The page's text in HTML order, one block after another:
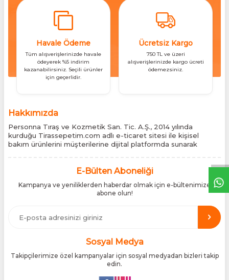
Havale Ödeme
Tüm alışverişlerinizde havale
ödeyerek %5 indirim
kazanabilirsiniz. Seçili ürünler
için geçerlidir.
Ücretsiz Kargo
750 TL ve üzeri
alışverişlerinizde kargo ücreti
ödemezsiniz.
Hakkımızda
Personna Tıraş ve Kozmetik San. Tic. A.Ş., 2014 yılında
kurduğu Tirassepetim.com adlı e-ticaret sitesi ile kişisel
bakım ürünlerini müşterilerine dijital platformda sunarak
siteleri arasında yer almaktadır. Türkiye’de Cantu, Wilkinson
distribütörlüğünü yürütüyor, bu markaların tüm ürünlerini ithal
etmektedir. Tüm ithalat süreçlerimizde orijinallik belgeleri ve
üretici iş birlikleriyle çalışarak, ürünlerin en güvenilir şekilde
Türkiye pazarına ulaşmasını sağlıyoruz. Amacımız, dünya
genelinde milyonlarca kullanıcıya hitap eden bu markaları,
Türk tüketicilerle doğrudan, güvenli ve orijinal bir şekilde
E-Bülten Aboneliği
Kampanya ve yeniliklerden haberdar olmak için e-bültenimize
abone olun!
Sosyal Medya
Takipçilerimize özel kampanyalar için sosyal medyadan bizleri takip
edin.